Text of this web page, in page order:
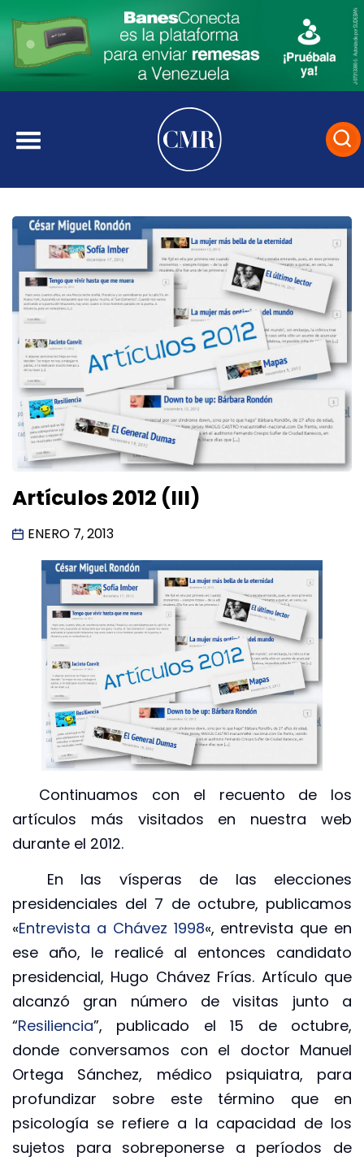
Artículos 2012 (III)
ENERO 7, 2013
Continuamos con el recuento de los
artículos más visitados en nuestra web
durante el 2012.
En las vísperas de las elecciones
presidenciales del 7 de octubre, publicamos
«Entrevista a Chávez 1998«, entrevista que en
ese año, le realicé al entonces candidato
presidencial, Hugo Chávez Frías. Artículo que
alcanzó gran número de visitas junto a
“Resiliencia”, publicado el 15 de octubre,
donde conversamos con el doctor Manuel
Ortega Sánchez, médico psiquiatra, para
profundizar sobre este término que en
psicología se refiere a la capacidad de los
sujetos para sobreponerse a períodos de